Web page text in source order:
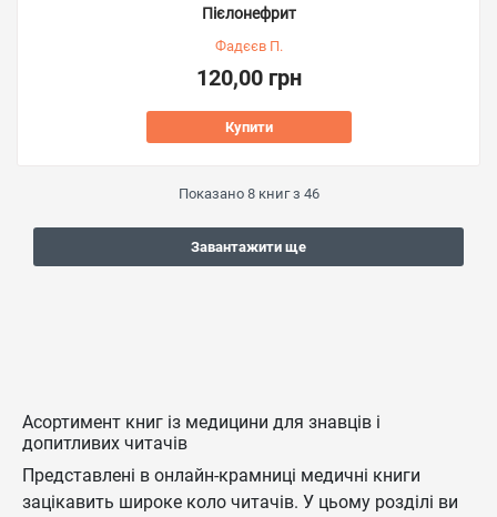
Пієлонефрит
Фадєєв П.
120,00 грн
Купити
Показано 8книг з 46
Завантажити ще
Асортимент книг із медицини для знавців і
допитливих читачів
Представлені в онлайн-крамниці медичні книги
зацікавить широке коло читачів. У цьому розділі ви